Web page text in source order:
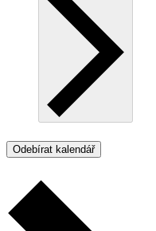
Odebírat kalendář